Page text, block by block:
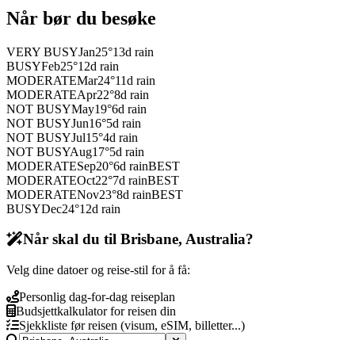
Når bør du besøke
VERY BUSYJan25°13d rain
BUSYFeb25°12d rain
MODERATEMar24°11d rain
MODERATEApr22°8d rain
NOT BUSYMay19°6d rain
NOT BUSYJun16°5d rain
NOT BUSYJul15°4d rain
NOT BUSYAug17°5d rain
MODERATESep20°6d rainBEST
MODERATEOct22°7d rainBEST
MODERATENov23°8d rainBEST
BUSYDec24°12d rain
Når skal du til Brisbane, Australia?
Velg dine datoer og reise-stil for å få:
Personlig dag-for-dag reiseplan
Budsjettkalkulator for reisen din
Sjekkliste før reisen (visum, eSIM, billetter...)